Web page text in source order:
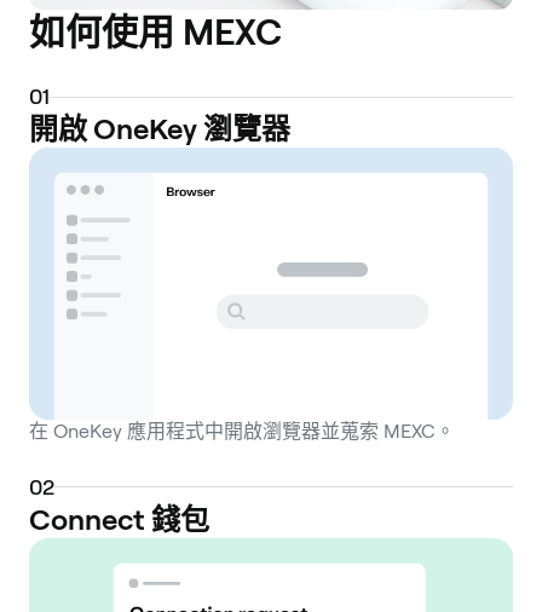
如何使用 MEXC
01
開啟 OneKey 瀏覽器
在 OneKey 應用程式中開啟瀏覽器並蒐索 MEXC。
02
Connect 錢包